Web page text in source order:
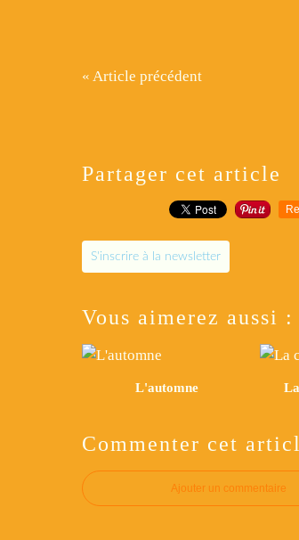
« Article précédent
Partager cet article
S'inscrire à la newsletter
Vous aimerez aussi :
L'automne
Commenter cet
Ajouter un commentaire